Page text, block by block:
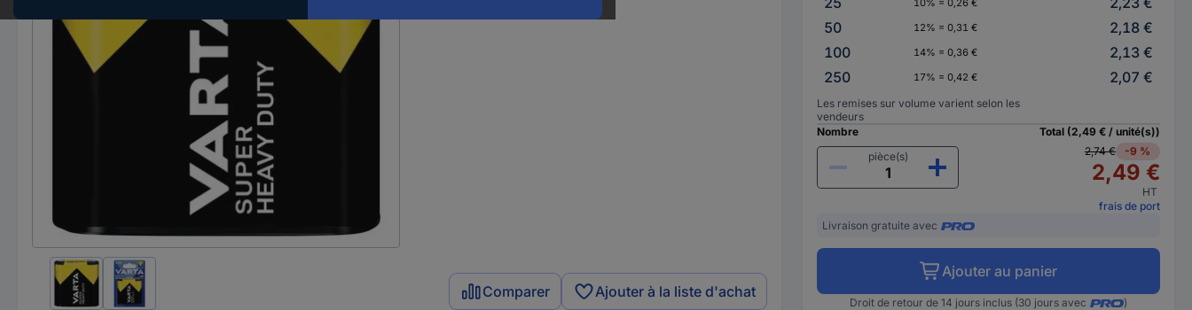
Comparer Ajouter à la liste d'achat
10% = 0,26 €
50
12% = 0,31 €
2,18 €
100
14% = 0,36 €
2,13 €
250
17% = 0,42 € 2,07 €
Les remises sur volume varient selon les
vendeurs
Nombre
pièce(s)
Total (2,49 € / unité(s))
2,74 €
-9 %
2,49 €
HT
frais de port
Livraison gratuite avec
Ajouter au panier
Droit de retour de 14 jours inclus (30 jours avec )